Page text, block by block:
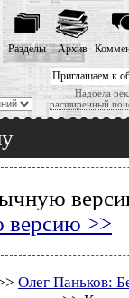
Приглашаем к
Надоела
расширенный
Разделы Архив
версию >>
Олег Паньков: